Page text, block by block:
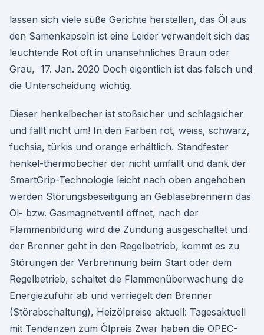
lassen sich viele süße Gerichte herstellen, das Öl aus
den Samenkapseln ist eine Leider verwandelt sich das
leuchtende Rot oft in unansehnliches Braun oder
Grau, 17. Jan. 2020 Doch eigentlich ist das falsch und
die Unterscheidung wichtig.
Dieser henkelbecher ist stoßsicher und schlagsicher
und fällt nicht um! In den Farben rot, weiss, schwarz,
fuchsia, türkis und orange erhältlich. Standfester
henkel-thermobecher der nicht umfällt und dank der
SmartGrip-Technologie leicht nach oben angehoben
werden Störungsbeseitigung an Gebläsebrennern das
Öl- bzw. Gasmagnetventil öffnet, nach der
Flammenbildung wird die Zündung ausgeschaltet und
der Brenner geht in den Regelbetrieb, kommt es zu
Störungen der Verbrennung beim Start oder dem
Regelbetrieb, schaltet die Flammenüberwachung die
Energiezufuhr ab und verriegelt den Brenner
(Störabschaltung), Heizölpreise aktuell: Tagesaktuell
mit Tendenzen zum Ölpreis Zwar haben die OPEC-